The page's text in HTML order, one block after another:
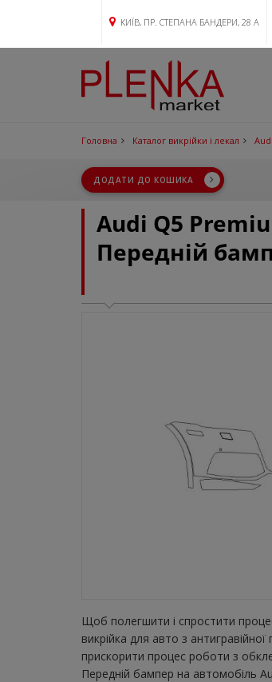
КИЇВ, ПР. СТЕПАНА БАНДЕРИ, 28 А
Головна Каталог викрійки і лекал
ДОДАТИ ДО КОШИКА
Audi Q5
Передній
Щоб полегшити і спростити
викрійка для авто з
прискорити процес роботи з
Передній бампер на автомобіль